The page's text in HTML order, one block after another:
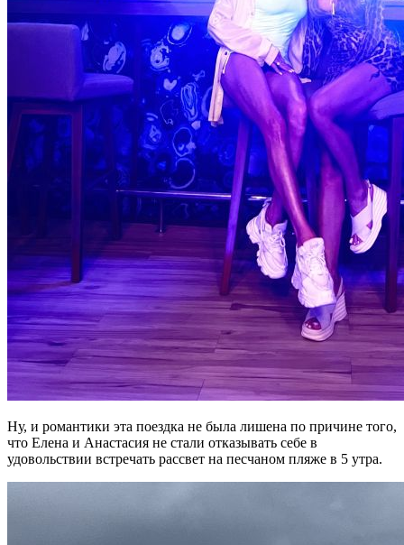
Ну, и романтики эта поездка не была лишена по причине того,
что Елена и Анастасия не стали отказывать себе в
удовольствии встречать рассвет на песчаном пляже в 5 утра.